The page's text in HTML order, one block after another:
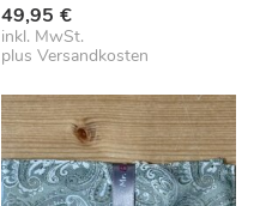
49,95 €
inkl. MwSt.
plusVersandkosten